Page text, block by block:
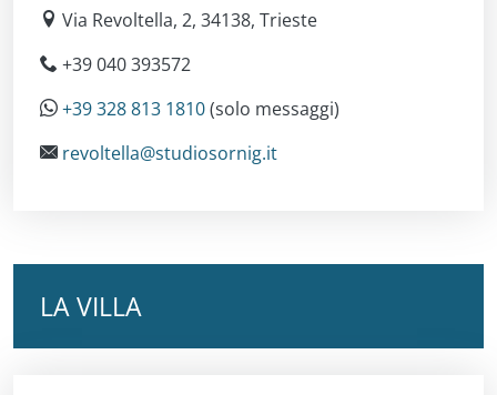
Via Revoltella, 2, 34138, Trieste
+39 040 393572
+39 328 813 1810(solo messaggi)
revoltella@studiosornig.it
LA VILLA